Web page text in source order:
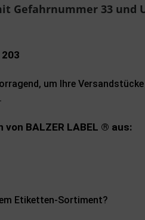
33 und
um Ihre
BALZER LABEL ® aus:
Etiketten-Sortiment?